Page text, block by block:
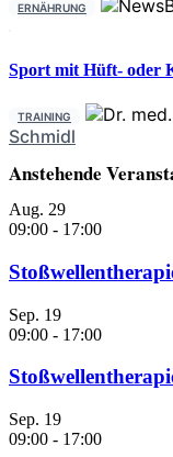
ERNÄHRUNG
Sport mit Hüft- oder
TRAINING
Schmidl
Anstehende
Aug. 29
09:00 - 17:00
Sep. 19
09:00 - 17:00
Sep. 19
09:00 - 17:00